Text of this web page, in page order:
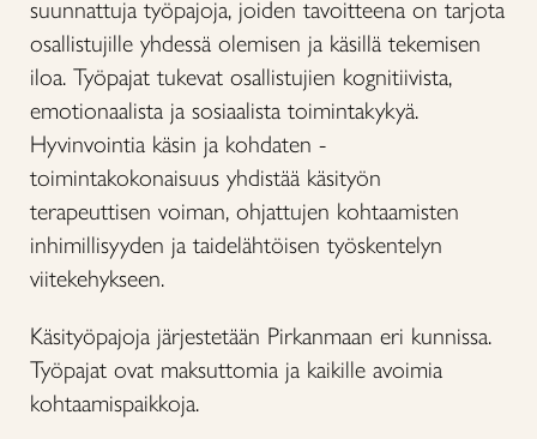
suunnattuja työpajoja, joiden tavoitteena on tarjota
osallistujille yhdessä olemisen ja käsillä tekemisen
iloa. Työpajat tukevat osallistujien kognitiivista,
emotionaalista ja sosiaalista toimintakykyä.
Hyvinvointia käsin ja kohdaten -
toimintakokonaisuus yhdistää käsityön
terapeuttisen voiman, ohjattujen kohtaamisten
inhimillisyyden ja taidelähtöisen työskentelyn
viitekehykseen.
Käsityöpajoja järjestetään Pirkanmaan eri kunnissa.
Työpajat ovat maksuttomia ja kaikille avoimia
kohtaamispaikkoja.